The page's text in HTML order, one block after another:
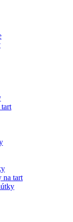
na tart